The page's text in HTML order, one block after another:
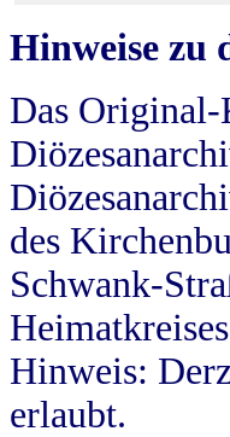
Hinweise zu
Das Original-
des
Schwank-
Hinweis:
erlaubt.